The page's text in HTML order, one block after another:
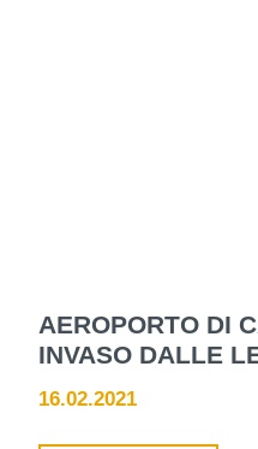
AEROPORTO DI
INVASO DALLE
16.02.2021